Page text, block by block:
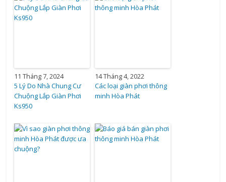
11 Tháng 7, 2024
5 Lý Do Nhà Chung Cư
Chuộng Lắp Giàn Phơi
Ks950
14 Tháng 4, 2022
Các loại giàn phơi thông
minh Hòa Phát